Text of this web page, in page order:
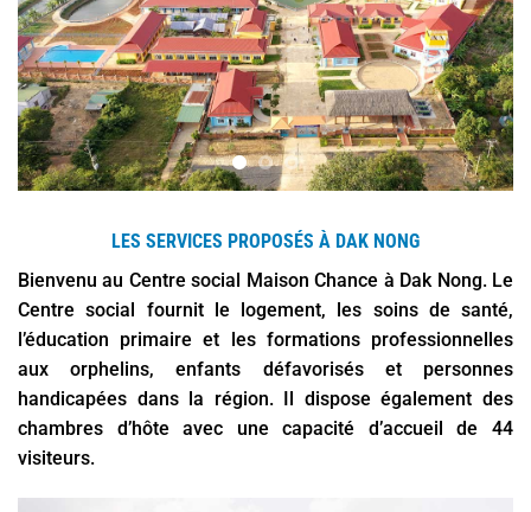
LES SERVICES PROPOSÉS À DAK NONG
Bienvenu au Centre social Maison Chance à Dak Nong. Le
Centre social fournit le logement, les soins de santé,
l’éducation primaire et les formations professionnelles
aux orphelins, enfants défavorisés et personnes
handicapées dans la région. Il dispose également des
chambres d’hôte avec une capacité d’accueil de 44
visiteurs.